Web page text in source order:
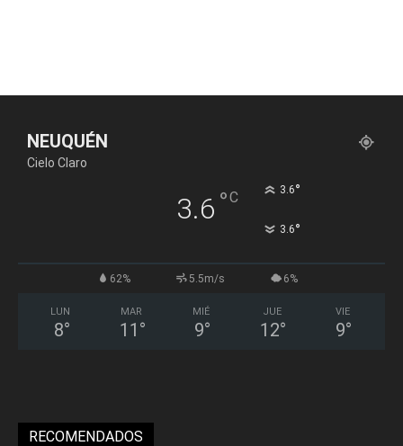
NEUQUÉN
Cielo Claro
3.6 °C 3.6°
3.6°
62% 5.5m/s 6%
LUN
8°
MAR
11 °
MIÉ
9°
JUE
12°
VIE
9°
RECOMENDADOS